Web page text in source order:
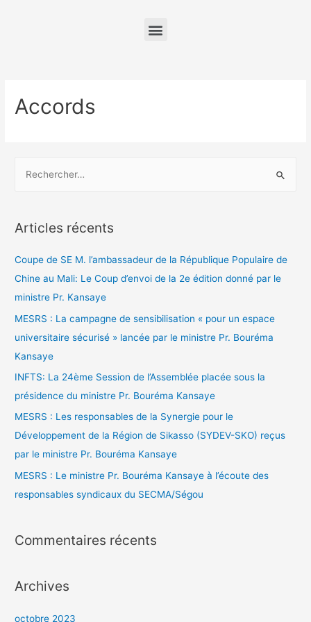
Accords
Articles récents
Coupe de SE M. l’ambassadeur de la République Populaire de
Chine au Mali: Le Coup d’envoi de la 2e édition donné par le
ministre Pr. Kansaye
MESRS : La campagne de sensibilisation « pour un espace
universitaire sécurisé » lancée par le ministre Pr. Bouréma
Kansaye
INFTS: La 24ème Session de l’Assemblée placée sous la
présidence du ministre Pr. Bouréma Kansaye
MESRS : Les responsables de la Synergie pour le
Développement de la Région de Sikasso (SYDEV-SKO) reçus
par le ministre Pr. Bouréma Kansaye
MESRS : Le ministre Pr. Bouréma Kansaye à l’écoute des
responsables syndicaux du SECMA/Ségou
Commentaires récents
Archives
octobre 2023